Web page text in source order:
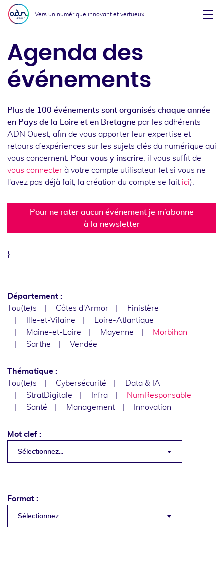
Aller au menu
Aller au contenu
Vers un numérique innovant et vertueux
Agenda des
événements
Plus de 100 événements sont organisés chaque année
en Pays de la Loire et en Bretagne par les adhérents
ADN Ouest, afin de vous apporter leur expertise et
retours d’expériences sur les sujets clés du numérique qui
vous concernent.
Pour vous y inscrire , il vous suffit de
vous connecter à votre compte utilisateur (et si vous ne
l'avez pas déjà fait, la création du compte se fait ici).
Pour ne rater aucun événement je m’abonne
à la newsletter
}
Département :
Tou(te)s
Côtes d'Armor
Finistère
Ille-et-Vilaine
Loire-Atlantique
Maine-et-Loire
Mayenne
Morbihan
Sarthe
Vendée
Thématique :
Tou(te)s
Cybersécurité
Data & IA
StratDigitale
Infra
NumResponsable
Santé
Management Innovation
Mot clef :
Sélectionnez...
Format :
Sélectionnez...